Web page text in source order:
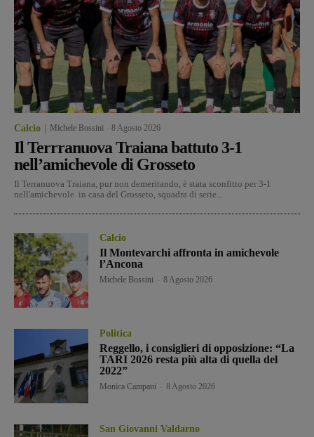
Calcio Michele Bossini 8 Agosto 2026
Il Terrranuova Traiana battuto 3-1
nell’amichevole di Grosseto
Il Terranuova Traiana, pur non demeritando, è stata sconfitto per 3-1
nell'amichevole in casa del Grosseto, squadra di serie...
Calcio
Il Montevarchi affronta in amichevole
l’Ancona
Michele Bossini 8 Agosto 2026
Politica
Reggello, i consiglieri di opposizione: “La
TARI 2026 resta più alta di quella del
2022”
Monica Campani 8 Agosto 2026
San Giovanni Valdarno